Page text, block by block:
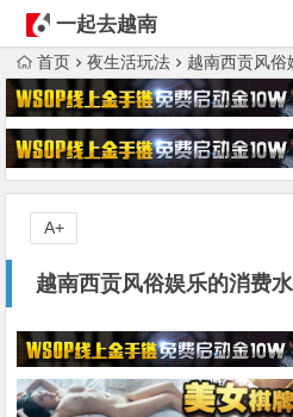
一起去越南
首页 夜生活玩法 越南西贡风俗
越南西贡风俗娱乐的消费
A+